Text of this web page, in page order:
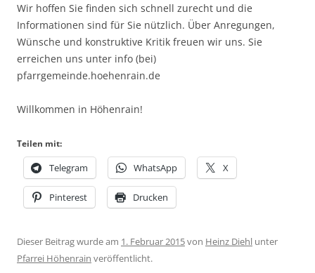
Wir hoffen Sie finden sich schnell zurecht und die
Informationen sind für Sie nützlich. Über Anregungen,
Wünsche und konstruktive Kritik freuen wir uns. Sie
erreichen uns unter info (bei)
pfarrgemeinde.hoehenrain.de
Willkommen in Höhenrain!
Teilen mit:
Telegram WhatsApp X
Pinterest Drucken
Dieser Beitrag wurde am 1. Februar 2015von Heinz Diehl unter
Pfarrei Höhenrain veröffentlicht.